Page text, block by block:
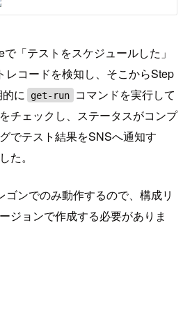
「テストをスケジュールした」
レコードを検知し、そこからStep
に
get-run
コマンドを実行して
チェックし、ステータスがコンプ
でテスト結果をSNSへ通知す
た。
ンでのみ動作するので、構成リ
ジョンで作成する必要がありま